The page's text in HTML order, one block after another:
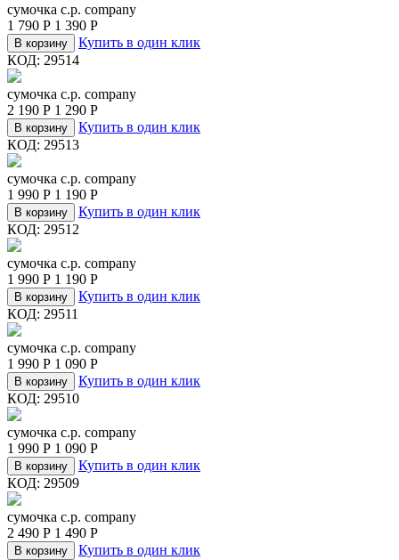
сумочка c.p. company
1 790 Р 1 390 Р
В корзину
Купить в один клик
КОД: 29514
сумочка c.p. company
2 190 Р 1 290 Р
В корзину
Купить в один клик
КОД: 29513
сумочка c.p. company
1 990 Р 1 190 Р
В корзину
Купить в один клик
КОД: 29512
сумочка c.p. company
1 990 Р 1 190 Р
В корзину
Купить в один клик
КОД: 29511
сумочка c.p. company
1 990 Р 1 090 Р
В корзину
Купить в один клик
КОД: 29510
сумочка c.p. company
1 990 Р 1 090 Р
В корзину
Купить в один клик
КОД: 29509
сумочка c.p. company
2 490 Р 1 490 Р
В корзину
Купить в один клик